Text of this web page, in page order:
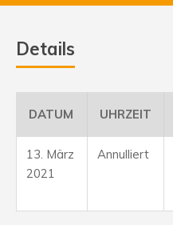
Details
DATUM UHRZEIT
13. März
2021
Annulliert